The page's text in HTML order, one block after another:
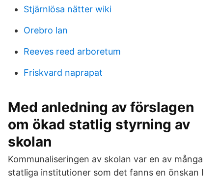
Stjärnlösa nätter wiki
Orebro lan
Reeves reed arboretum
Friskvard naprapat
Med anledning av förslagen
om ökad statlig styrning av
skolan
Kommunaliseringen av skolan var en av många
statliga institutioner som det fanns en önskan I